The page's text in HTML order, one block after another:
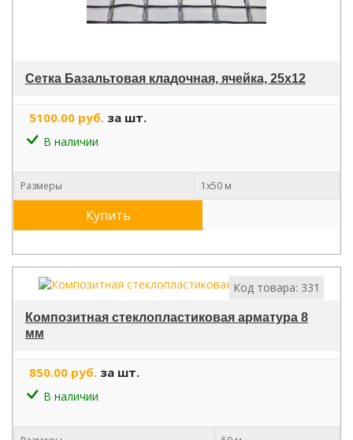
Сетка Базальтовая кладочная, ячейка, 25х12
5100.00 руб. за шт.
В наличии
Размеры 1х50 м
Купить
Код товара: 331
Композитная стеклопластиковая арматура 8
мм
850.00 руб. за шт.
В наличии